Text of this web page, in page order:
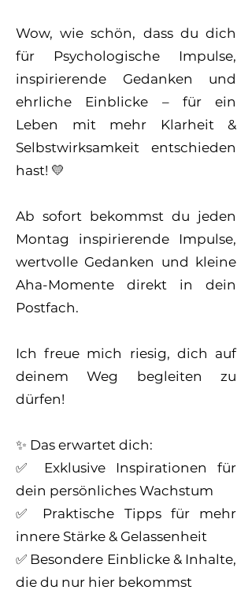
Wow, wie schön, dass du dich
für Psychologische Impulse,
inspirierende Gedanken und
ehrliche Einblicke – für ein
Leben mit mehr Klarheit &
Selbstwirksamkeit entschieden
hast! 💛
Ab sofort bekommst du jeden
Montag inspirierende Impulse,
wertvolle Gedanken und kleine
Aha-Momente direkt in dein
Postfach.
Ich freue mich riesig, dich auf
deinem Weg begleiten zu
dürfen!
✨ Das erwartet dich:
✅ Exklusive Inspirationen für
dein persönliches Wachstum
✅ Praktische Tipps für mehr
innere Stärke & Gelassenheit
✅ Besondere Einblicke & Inhalte,
die du nur hier bekommst